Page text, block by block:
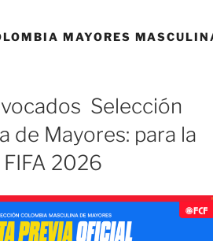
MAYORES
Selección
de Mayores: para la
2026